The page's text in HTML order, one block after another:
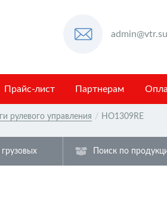
admin@vtr.su
Прайс-лист Партнерам
рулевого управления / HO1309RE
Поиск по